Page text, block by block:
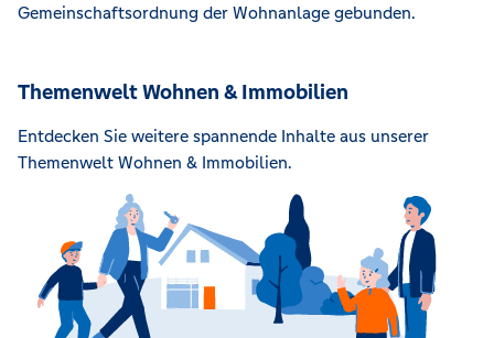
Gemeinschaftsordnung der Wohnanlage gebunden.
Themenwelt Wohnen & Immobilien
Entdecken Sie weitere spannende Inhalte aus unserer
Themenwelt Wohnen & Immobilien.